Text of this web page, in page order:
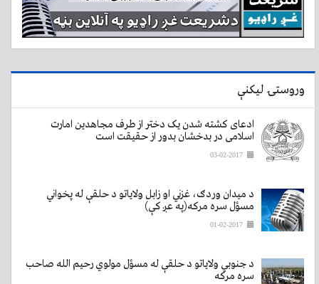
وروستۍ لیکنې
ادعای کشته شدن یک دختر از طرف مجاهدین امارت
اسلامی در بدخشان بدور از حقیقت است
03-02-2017
د ميدان وردګ، غزني او زابل ولاياتو د حلقې له پخواني
مسؤل سره مرکه(په عږ کې)
01-02-2017
د جنوبي ولایاتو د حلقې له مسؤل مولوي رحیم الله صاحب
سره مرکه